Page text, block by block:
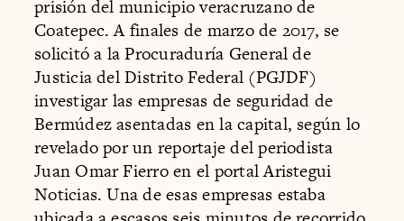
prisión del municipio veracruzano de
Coatepec. A finales de marzo de 2017, se
solicitó a la Procuraduría General de
Justicia del Distrito Federal (PGJDF)
investigar las empresas de seguridad de
Bermúdez asentadas en la capital, según lo
revelado por un reportaje del periodista
Juan Omar Fierro en el portal Aristegui
Noticias. Una de esas empresas estaba